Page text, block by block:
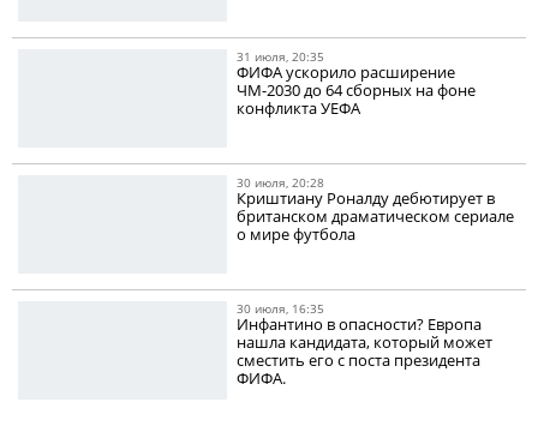
31 июля, 20:35
ФИФА ускорило расширение
ЧМ-2030 до 64 сборных на фоне
конфликта УЕФА
30 июля, 20:28
Криштиану Роналду дебютирует в
британском драматическом сериале
о мире футбола
30 июля, 16:35
Инфантино в опасности? Европа
нашла кандидата, который может
сместить его с поста президента
ФИФА.